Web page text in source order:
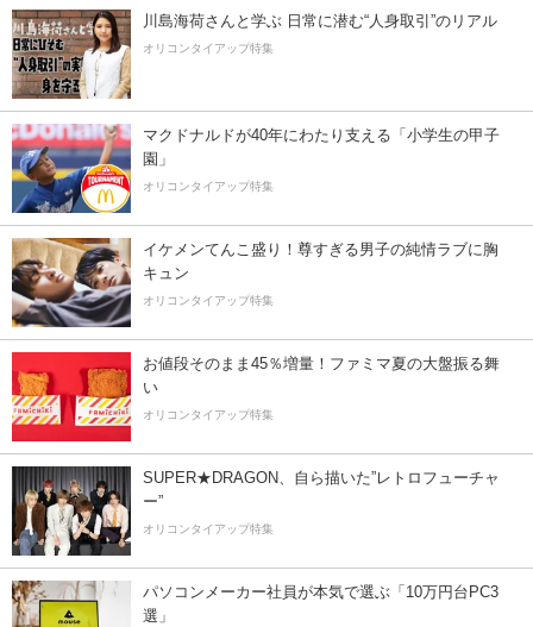
川島海荷さんと学ぶ 日常に潜む“人身取引”のリアル
オリコンタイアップ特集
マクドナルドが40年にわたり支える「小学生の甲子
園」
オリコンタイアップ特集
イケメンてんこ盛り！尊すぎる男子の純情ラブに胸
キュン
オリコンタイアップ特集
お値段そのまま45％増量！ファミマ夏の大盤振る舞
い
オリコンタイアップ特集
SUPER★DRAGON、自ら描いた”レトロフューチャ
ー”
オリコンタイアップ特集
パソコンメーカー社員が本気で選ぶ「10万円台PC3
選」